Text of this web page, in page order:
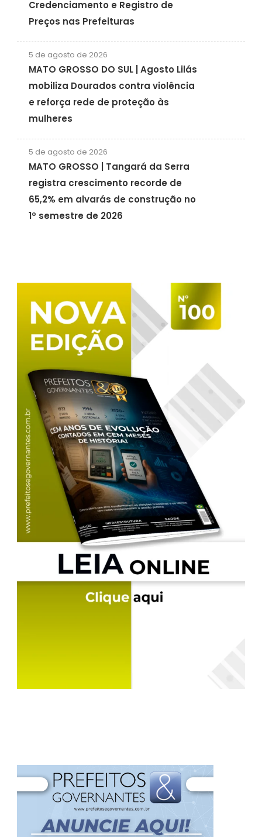
Credenciamento e Registro de
Preços nas Prefeituras
5 de agosto de 2026
MATO GROSSO DO SUL | Agosto Lilás
mobiliza Dourados contra violência
e reforça rede de proteção às
mulheres
5 de agosto de 2026
MATO GROSSO | Tangará da Serra
registra crescimento recorde de
65,2% em alvarás de construção no
1º semestre de 2026